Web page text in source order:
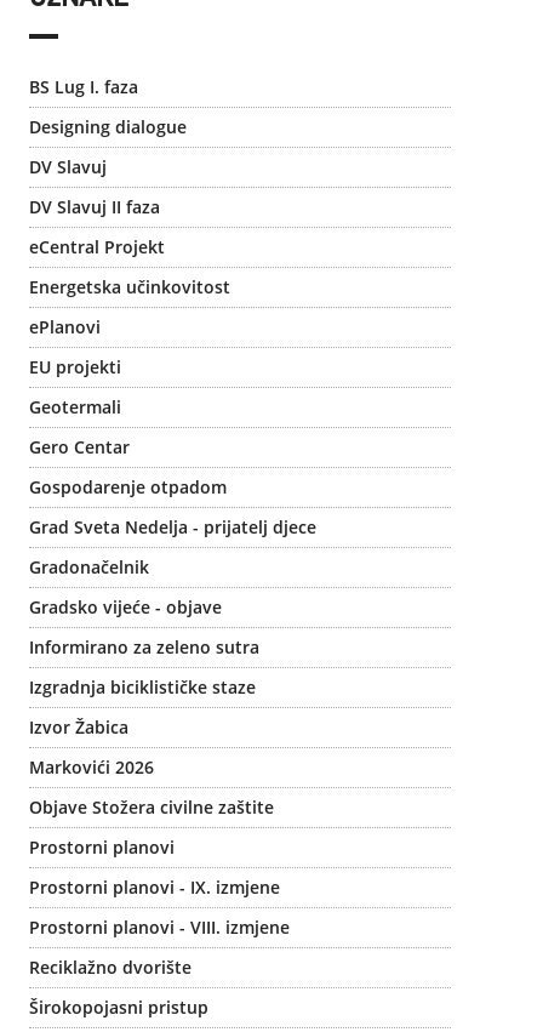
BS Lug I. faza
Designing dialogue
DV Slavuj
DV Slavuj II faza
eCentral Projekt
Energetska učinkovitost
ePlanovi
EU projekti
Geotermali
Gero Centar
Gospodarenje otpadom
Grad Sveta Nedelja - prijatelj djece
Gradonačelnik
Gradsko vijeće - objave
Informirano za zeleno sutra
Izgradnja biciklističke staze
Izvor Žabica
Markovići 2026
Objave Stožera civilne zaštite
Prostorni planovi
Prostorni planovi - IX. izmjene
Prostorni planovi - VIII. izmjene
Reciklažno dvorište
Širokopojasni pristup